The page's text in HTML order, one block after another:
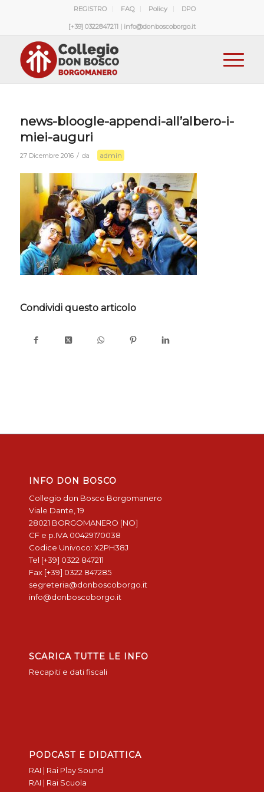
REGISTRO FAQ Policy DPO
[+39] 0322847211 | info@donboscoborgo.it
news-bloogle-appendi-all’albero-i-
miei-auguri
27 Dicembre 2016 / da admin
Condividi questo articolo
INFO DON BOSCO
Collegio don Bosco Borgomanero
Viale Dante, 19
28021 BORGOMANERO [NO]
CF e p.IVA 00429170038
Codice Univoco: X2PH38J
Tel [+39] 0322 847211
Fax [+39] 0322 847285
segreteria@donboscoborgo.it
info@donboscoborgo.it
SCARICA TUTTE LE INFO
Recapiti e dati fiscali
PODCAST E DIDATTICA
RAI | Rai Play Sound
RAI | Rai Scuola